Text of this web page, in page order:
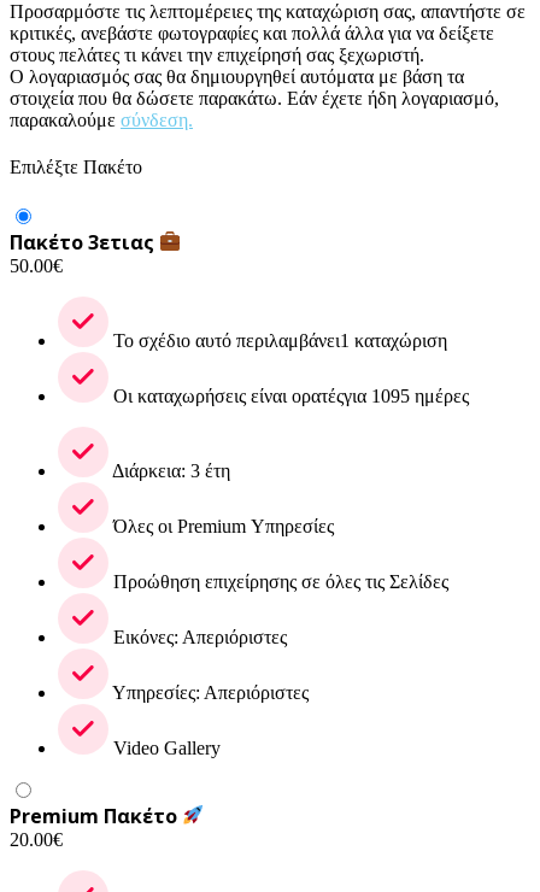
Προσαρμόστε τις λεπτομέρειες της καταχώριση σας, απαντήστε σε
κριτικές, ανεβάστε φωτογραφίες και πολλά άλλα για να δείξετε
στους πελάτες τι κάνει την επιχείρησή σας ξεχωριστή.
Ο λογαριασμός σας θα δημιουργηθεί αυτόματα με βάση τα
στοιχεία που θα δώσετε παρακάτω. Εάν έχετε ήδη λογαριασμό,
παρακαλούμε σύνδεση.
Επιλέξτε Πακέτο
Πακέτο 3ετιας
50.00€
Το σχέδιο αυτό περιλαμβάνει1 καταχώριση
Οι καταχωρήσεις είναι ορατέςγια 1095 ημέρες
Διάρκεια: 3 έτη
Όλες οι Premium Υπηρεσίες
Προώθηση επιχείρησης σε όλες τις Σελίδες
Εικόνες: Απεριόριστες
Υπηρεσίες: Απεριόριστες
Video Gallery
Premium Πακέτο
20.00€